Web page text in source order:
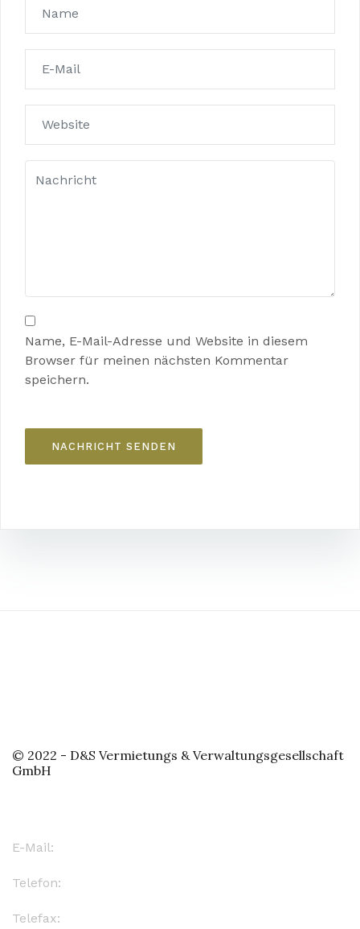
Name, E-Mail-Adresse und Website in diesem
Browser für meinen nächsten Kommentar
speichern.
© 2022 - D&S Vermietungs & Verwaltungsgesellschaft
GmbH
E-Mail:
Telefon:
Telefax: